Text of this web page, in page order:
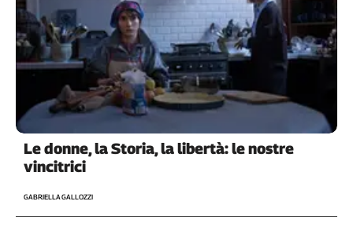
Le donne, la Storia, la libertà: le nostre
vincitrici
GABRIELLA GALLOZZI